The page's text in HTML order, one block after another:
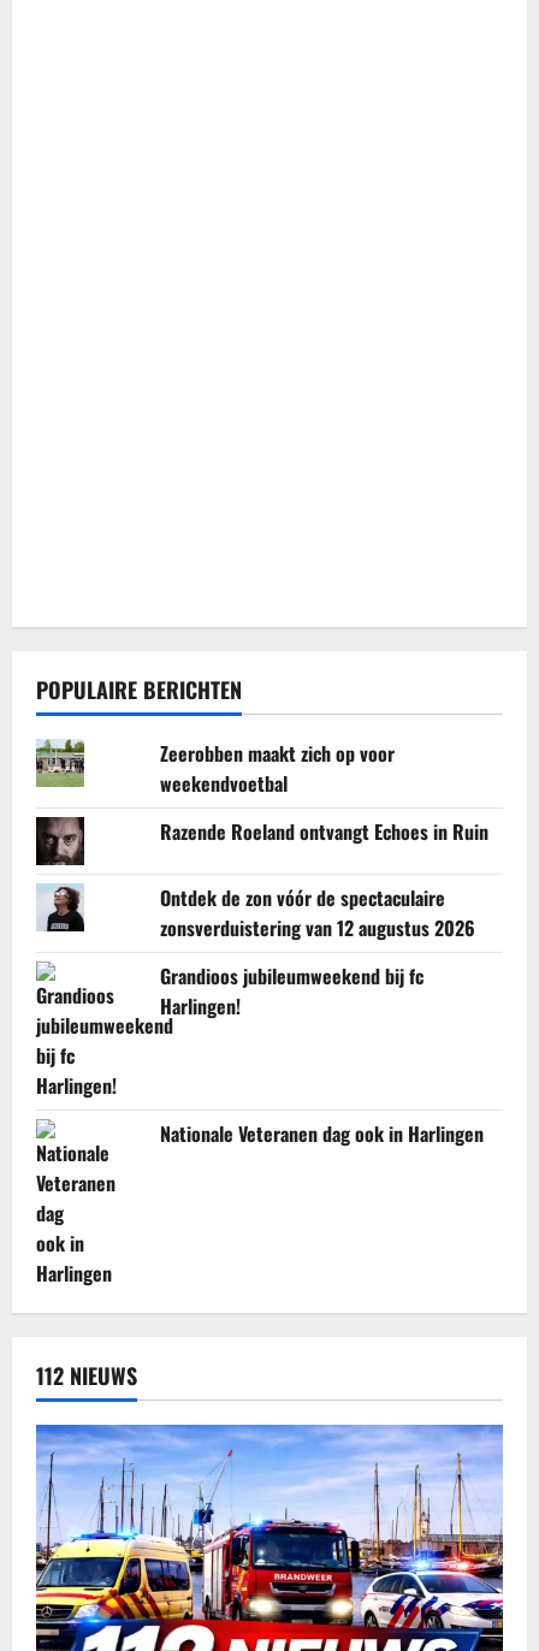
POPULAIRE BERICHTEN
Zeerobben maakt zich op voor
weekendvoetbal
Razende Roeland ontvangt Echoes in Ruin
Ontdek de zon vóór de spectaculaire
zonsverduistering van 12 augustus 2026
Grandioos jubileumweekend bij fc
Harlingen!
Nationale Veteranen dag ook in Harlingen
112 NIEUWS